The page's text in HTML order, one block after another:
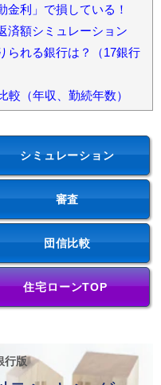
金利」で損している！
済額シミュレーション
られる銀行は？（17銀行
較（年収、勤続年数）
シミュレーション
審査
団信比較
住宅ローンTOP
行版